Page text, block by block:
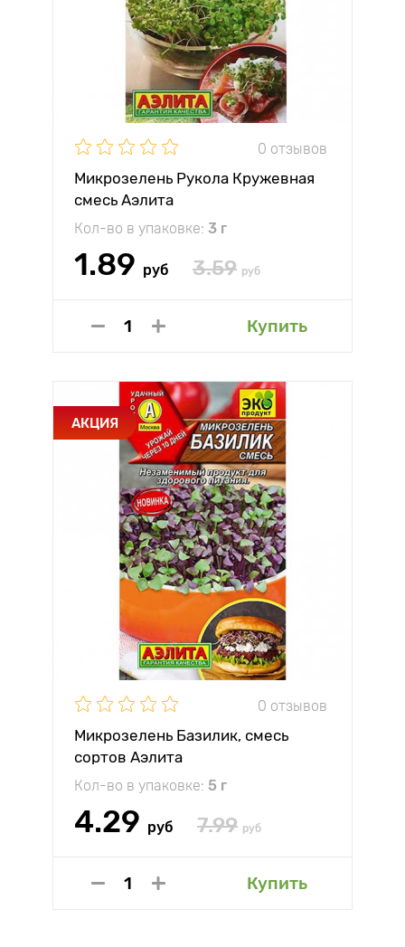
0 отзывов
Микрозелень Рукола Кружевная
смесь Аэлита
Кол-во в упаковке: 3 г
1.89 руб 3.59 руб
Купить
АКЦИЯ
0 отзывов
Микрозелень Базилик, смесь
сортов Аэлита
Кол-во в упаковке: 5 г
4.29 руб 7.99 руб
Купить